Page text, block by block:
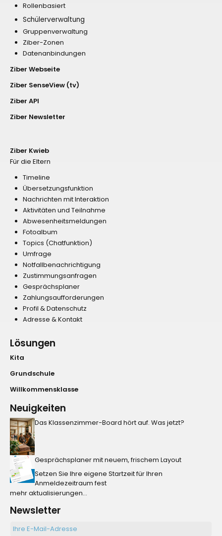
Rollenbasiert
Schülerverwaltung
Gruppenverwaltung
Ziber-Zonen
Datenanbindungen
Ziber Webseite
Ziber SenseView (tv)
Ziber API
Ziber Newsletter
Ziber Kwieb
Für die Eltern
Timeline
Übersetzungsfunktion
Nachrichten mit Interaktion
Aktivitäten und Teilnahme
Abwesenheitsmeldungen
Fotoalbum
Topics (Chatfunktion)
Umfrage
Notfallbenachrichtigung
Zustimmungsanfragen
Gesprächsplaner
Zahlungsaufforderungen
Profil & Datenschutz
Adresse & Kontakt
Lösungen
Kita
Grundschule
Willkommensklasse
Neuigkeiten
Das Klassenzimmer-Board hört auf. Was jetzt?
Gesprächsplaner mit neuem, frischem Layout
Setzen Sie Ihre eigene Startzeit für Ihren
Anmeldezeitraum fest
mehr aktualisierungen...
Newsletter